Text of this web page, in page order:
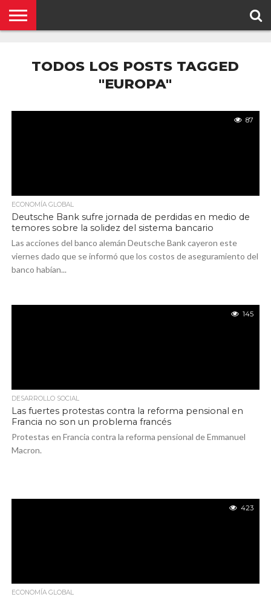
QUÉ
TODOS LOS POSTS TAGGED
"EUROPA"
87
ECONOMÍA GLOBAL
Deutsche Bank sufre jornada de perdidas en medio de
temores sobre la solidez del sistema bancario
Las acciones del banco alemán Deutsche Bank cayeron este
viernes dado que se informó que los costos de aseguramiento del
banco habían...
145
DESARROLLO SOCIAL
Las fuertes protestas contra la reforma pensional en
Francia no son un problema francés
Protestas en Francia contra la reforma pensional de Emmanuel
Macron.
423
ECONOMÍA GLOBAL